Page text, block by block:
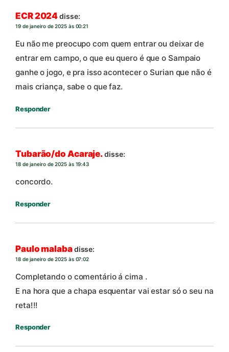
ECR 2024disse:
19 de janeiro de 2025 às 00:21
Eu não me preocupo com quem entrar ou deixar de
entrar em campo, o que eu quero é que o Sampaio
ganhe o jogo, e pra isso acontecer o Surian que não é
mais criança, sabe o que faz.
Responder
Tubarão/do Acaraje.disse:
18 de janeiro de 2025 às 19:43
concordo.
Responder
Paulo malabadisse:
18 de janeiro de 2025 às 07:02
Completando o comentário á cima .
E na hora que a chapa esquentar vai estar só o seu na
reta!!!
Responder